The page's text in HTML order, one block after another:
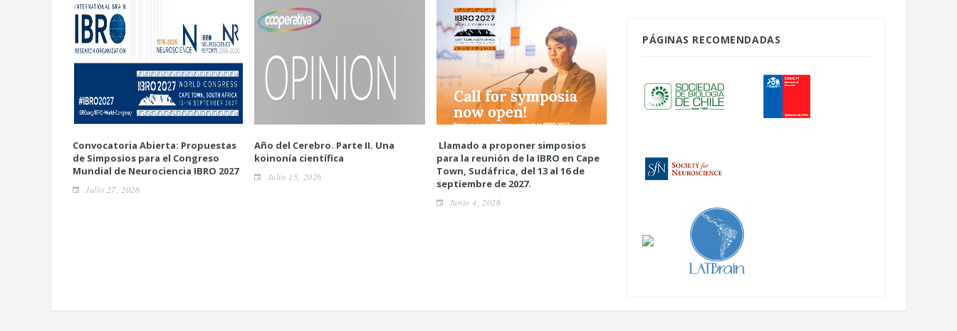
Convocatoria Abierta: Propuestas
de Simposios para el Congreso
Mundial de Neurociencia IBRO 2027
Julio 27, 2026
Año del Cerebro. Parte II. Una
koinonía científica
Julio 15, 2026
Llamado a proponer simposios
para la reunión de la IBRO en Cape
Town, Sudáfrica, del 13 al 16 de
septiembre de 2027.
Junio 4, 2026
neurocientífico en Chile
Abril 24, 2026
PÁGINAS RECOMENDADAS